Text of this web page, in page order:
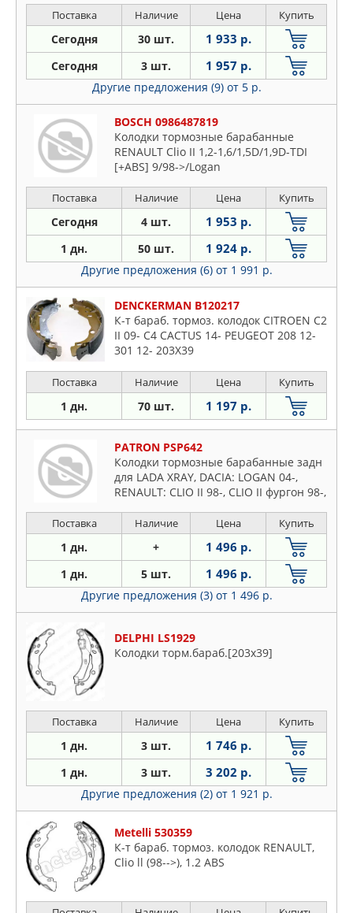
RENAULT CLIO II Box (SB0/1/2 ) (0
Поставка Наличие Цена Купить
Сегодня 30 шт. 1 933 р.
Сегодня 3 шт. 1 957 р.
Другие предложения (9) от 5 р.
BOSCH 0986487819
Колодки тормозные барабанные
RENAULT Clio II 1,2-1,6/1,5D/1,9D-TDI
[+ABS] 9/98->/Logan
Поставка Наличие Цена Купить
Сегодня 4 шт. 1 953 р.
1 дн. 50 шт. 1 924 р.
Другие предложения (6) от 1 991 р.
DENCKERMAN B120217
К-т бараб. тормоз. колодок CITROEN C2
II 09- C4 CACTUS 14- PEUGEOT 208 12-
301 12- 203X39
Поставка Наличие Цена Купить
1 дн. 70 шт. 1 197 р.
PATRON PSP642
Колодки тормозные барабанные задн
для LADA XRAY, DACIA: LOGAN 04-,
RENAULT: CLIO II 98-, CLIO II фургон 98-,
Поставка Наличие Цена Купить
1 дн. + 1 496 р.
1 дн. 5 шт. 1 496 р.
Другие предложения (3) от 1 496 р.
DELPHI LS1929
Колодки торм.бараб.[203x39]
Поставка Наличие Цена Купить
1 дн. 3 шт. 1 746 р.
1 дн. 3 шт. 3 202 р.
Другие предложения (2) от 1 921 р.
Metelli 530359
К-т бараб. тормоз. колодок RENAULT,
Clio ll (98-->), 1.2 ABS